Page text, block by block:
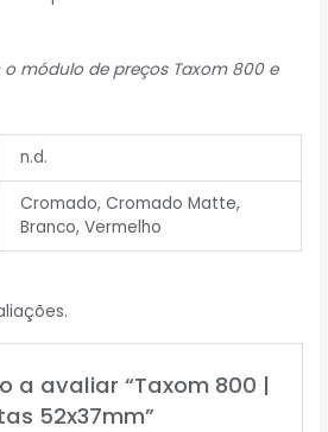
módulo de preços Taxom 800 e
n.d.
Cromado, Cromado Matte,
Branco, Vermelho
a avaliar “Taxom 800 |
52x37mm”